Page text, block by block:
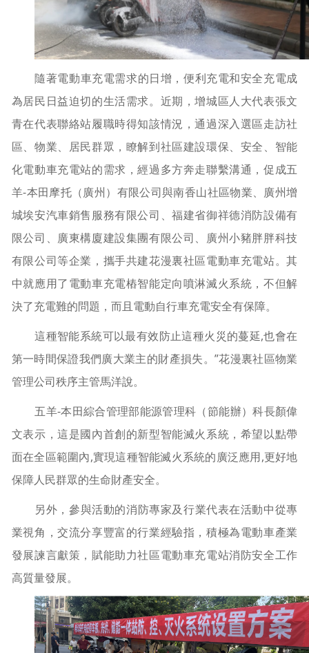
隨著電動車充電需求的日增，便利充電和安全充電成
為居民日益迫切的生活需求。近期，增城區人大代表張文
青在代表聯絡站履職時得知該情況，通過深入選區走訪社
區、物業、居民群眾，瞭解到社區建設環保、安全、智能
化電動車充電站的需求，經過多方奔走聯繫溝通，促成五
羊-本田摩托（廣州）有限公司與南香山社區物業、廣州增
城埃安汽車銷售服務有限公司、福建省御祥德消防設備有
限公司、廣東構廈建設集團有限公司、廣州小豬胖胖科技
有限公司等企業，攜手共建花漫裏社區電動車充電站。其
中就應用了電動車充電樁智能定向噴淋滅火系統，不但解
決了充電難的問題，而且電動自行車充電安全有保障。
這種智能系統可以最有效防止這種火災的蔓延,也會在
第一時間保證我們廣大業主的財產損失。”花漫裏社區物業
管理公司秩序主管馬洋說。
五羊-本田綜合管理部能源管理科（節能辦）科長顏偉
文表示，這是國內首創的新型智能滅火系統，希望以點帶
面在全區範圍內,實現這種智能滅火系統的廣泛應用,更好地
保障人民群眾的生命財產安全。
另外，參與活動的消防專家及行業代表在活動中從專
業視角，交流分享豐富的行業經驗指，積極為電動車產業
發展諫言獻策，賦能助力社區電動車充電站消防安全工作
高質量發展。